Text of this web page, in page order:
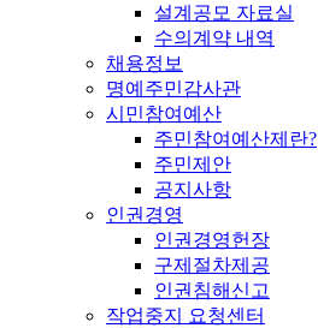
설계공모 자료실
수의계약 내역
채용정보
명예주민감사관
시민참여예산
주민참여예산제란?
주민제안
공지사항
인권경영
인권경영헌장
구제절차제공
인권침해신고
작업중지 요청센터